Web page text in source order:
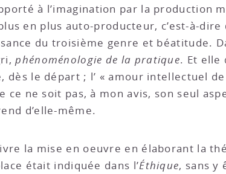
à l’imagination par la production
en plus auto-producteur, c’est-à-
du troisième genre et béatitude.
phénoménologie de la pratique. Et elle
dès le départ ; l’ « amour intellectuel
ce ne soit pas, à mon avis, son seul
d’elle-même.
la mise en oeuvre en élaborant la
était indiquée dans l’Éthique, sans y